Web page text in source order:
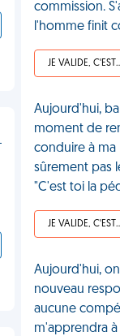
commission.
l'homme finit
JE VALIDE,
Aujourd'hui,
moment de
conduire à ma
sûrement pas
"C'est toi la
JE VALIDE,
Aujourd'hui,
nouveau
aucune
m'apprendra à